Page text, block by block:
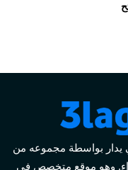
يدار بواسطة مجموعه من
وهو موقع متخصص في